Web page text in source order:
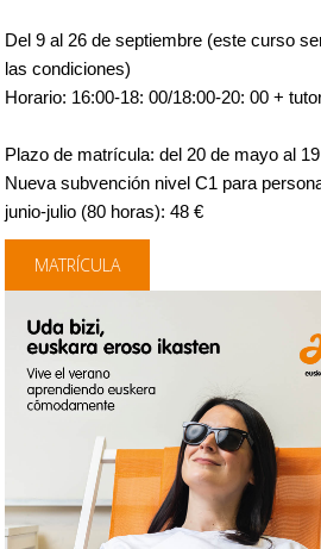
Del 9 al 26 de septiembre (este curso
las condiciones)
Horario: 16:00-18: 00/18:00-20: 00 +
Plazo de matrícula: del 20 de mayo al
Nueva subvención nivel C1 para
junio-julio (80 horas): 48 €
MATRÍCULA